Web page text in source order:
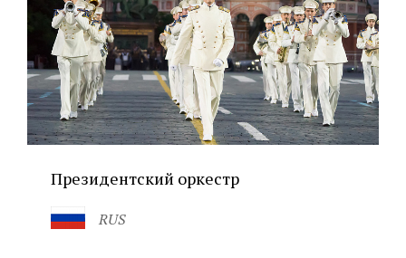
Президентский оркестр
RUS